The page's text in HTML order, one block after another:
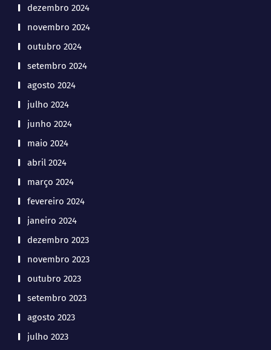
dezembro 2024
novembro 2024
outubro 2024
setembro 2024
agosto 2024
julho 2024
junho 2024
maio 2024
abril 2024
março 2024
fevereiro 2024
janeiro 2024
dezembro 2023
novembro 2023
outubro 2023
setembro 2023
agosto 2023
julho 2023